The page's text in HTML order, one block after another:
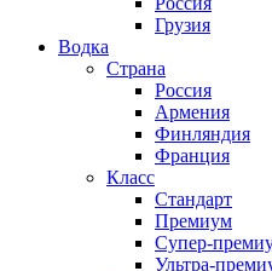
Грузия
Водка
Страна
Россия
Армения
Финляндия
Франция
Класс
Стандарт
Премиум
Супер-
Ультра-